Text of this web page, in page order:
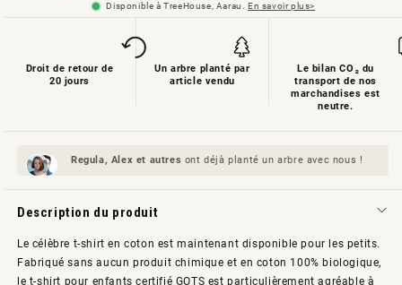
Disponible à TreeHouse, Aarau. En savoir plus>
Droit de retour de
20 jours
Un arbre planté par
article vendu
Le bilan CO₂ du
transport de nos
marchandises est
neutre.
Regula, Alex et autres ont déjà planté un arbre avec nous !
Description du produit
Le célèbre t-shirt en coton est maintenant disponible pour les petits.
Fabriqué sans aucun produit chimique et en coton 100% biologique,
le t-shirt pour enfants certifié GOTS est particulièrement agréable à